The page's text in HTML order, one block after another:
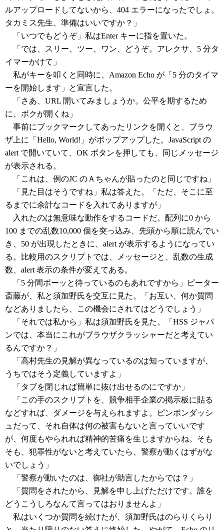
ルアップロードしてないから、404 エラーになったでしょ。
タカミス先生、準備はいいですか？」
「いつでもどうぞ」私はEnter キーに指を置いた。
「では、スリー、ツー、ワン、どうぞ。アレクサ、5 分タ
イマーかけて」
私がキーを叩くと同時に、Amazon Echo が「5 分のタイマ
ーを開始します」と宣言した。
「さあ、URL 開いてみましょうか。公平を期するため
に、ボクが開くね」
事前にブックマークしてあったリンクを開くと、ブラウ
ザ上に「Hello, World!」がポップアップした。JavaScript の
alert で開いていて、OK ボタンを押しても、同じメッセージ
が表示される。
「これは、例のJC のＡちゃんが貼ったのと同じですね」
「見た目はそうですね」私は答えた。「ただ、そこに至
るまでに余計なコードを入れてありますが」
入れたのは無意味な動作をするコードだ。配列に0 から
100 までの乱数10,000 個を突っ込み、先頭から順に読んでい
き、50 が出現したときに、alert が表示するようになってい
る。比較用のスクリプトでは、メッセージと、乱数の生成
数、alert 表示の条件が変えてある。
「5 分間ボーッと待っているのもあれですから」ピーター
斎藤が、私と須加野氏を交互に見た。「お互い、何か質問
などありましたら、この機会にされてはどうでしょう」
「それでは私から」私は須加野氏を見た。「HSS ジャパ
ンでは、本当にこれがブラウザクラッシャーだと考えてい
るんですか？」
「高村先生の見解が異なっているのは知っていますが、
うちではそう定義していますよ」
「タブを閉じれば簡単に抜け出せるのにですか」
「この手のスクリプトを、競争相手企業の掲示板に貼る
などすれば、ダメージを与えられますよ。ピンポンダッシ
ュだって、それ自体は何の被害もないと言っていいです
が、何度もやられれば精神的苦痛を生じますからね。そも
そも、犯罪性がないと考えていたら、警察が動くはずがな
いでしょう」
「警察が動いたのは、御社が助言したからでは？」
「質問をされたから、見解を申し上げただけです。誰を
どうこうしろなんて言ってはおりませんよ」
私はいくつか質問を続けたが、須加野氏はのらりくらり